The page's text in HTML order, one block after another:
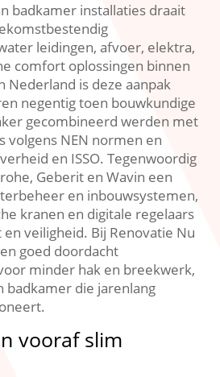
badkamer installaties draait
leidingen, afvoer, elektra,
comfort oplossingen binnen
Nederland is deze aanpak
negentig toen bouwkundige
gecombineerd werden met
volgens NEN normen en
en ISSO.​ Tegenwoordig
Geberit en Wavin een
en inbouwsystemen,
kranen en digitale regelaars
veiligheid.​ Bij Renovatie Nu
goed doordacht
minder hak en breekwerk,
badkamer die jarenlang
vooraf slim